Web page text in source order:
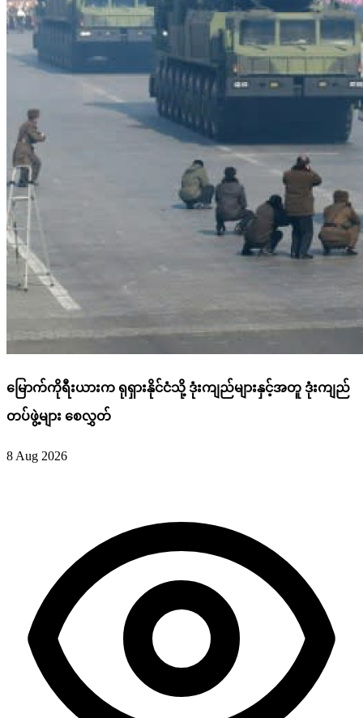
မြောက်ကိုရီးယားက ရုရှားနိုင်ငံသို့ ဒုံးကျည်များနှင့်အတူ ဒုံးကျည်
တပ်ဖွဲ့များ စေလွှတ်
8 Aug 2026